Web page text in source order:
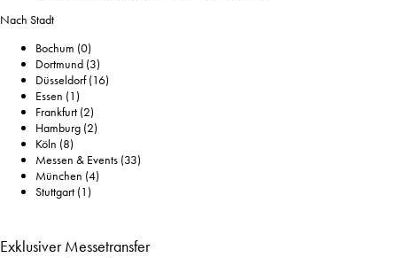
Nach Stadt
Bochum (0)
Dortmund (3)
Düsseldorf(16)
Essen (1)
Frankfurt (2)
Hamburg (2)
Köln (8)
Messen & Events (33)
München (4)
Stuttgart (1)
Exklusiver Messetransfer